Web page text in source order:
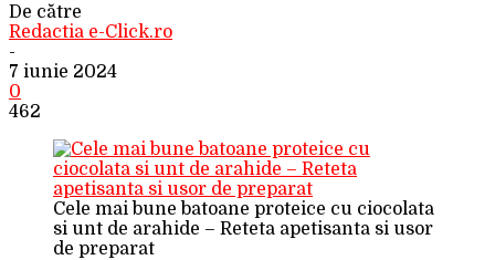
De către
Redactia e-Click.ro
-
7 iunie 2024
0
462
Cele mai bune batoane proteice cu ciocolata
si unt de arahide – Reteta apetisanta si usor
de preparat